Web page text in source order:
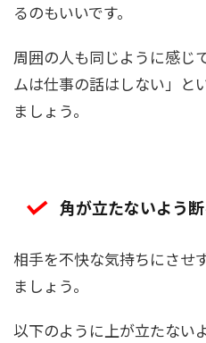
るのもいいです。
周囲の人も同じように感じ
ムは仕事の話はしない」と
ましょう。
角が立たないよう
相手を不快な気持ちにさせ
ましょう。
以下のように上が立たない